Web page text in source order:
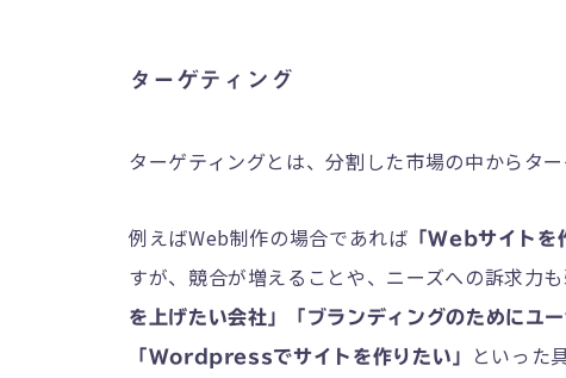
ターゲティング
ターゲティングとは、分割した市場の中からタ
例えばWeb制作の場合であれば 「Webサイトを
すが、競合が増えることや、ニーズへの訴求力も
を上げたい会社」「ブランディングのためにユ
「Wordpressでサイトを作りたい」
といった